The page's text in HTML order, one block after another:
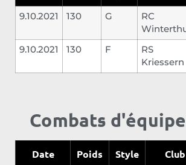
9.10.2021 130 G
RC
9.10.2021
130 F
RS
Kriessern
Combats
Date Poids Style Club